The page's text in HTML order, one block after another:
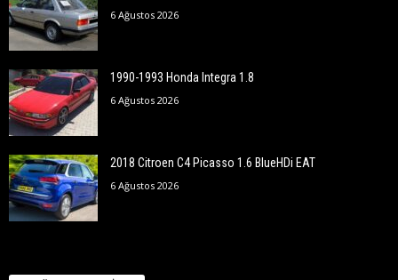
6 Ağustos 2026
1990-1993 Honda Integra 1.8
6 Ağustos 2026
2018 Citroen C4 Picasso 1.6 BlueHDi EAT
6 Ağustos 2026